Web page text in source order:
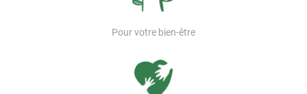
Pour votre bien-être